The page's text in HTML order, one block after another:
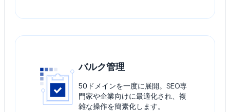
バルク管理
50ドメインを一度に展開。SEO専
門家や企業向けに最適化され、複
雑な操作を簡素化します。